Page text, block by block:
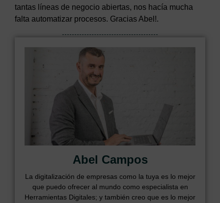
tantas líneas de negocio abiertas, nos hacía mucha
falta automatizar procesos. Gracias Abel!.
Abel Campos
La digitalización de empresas como la tuya es lo mejor
que puedo ofrecer al mundo como especialista en
Herramientas Digitales; y también creo que es lo mejor